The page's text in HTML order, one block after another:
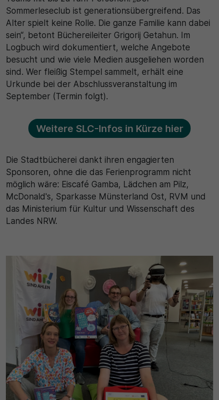
Sommerleseclub ist generationsübergreifend. Das
Alter spielt keine Rolle. Die ganze Familie kann dabei
sein“, betont Büchereileiter Grigorij Getahun. Im
Logbuch wird dokumentiert, welche Angebote
besucht und wie viele Medien ausgeliehen worden
sind. Wer fleißig Stempel sammelt, erhält eine
Urkunde bei der Abschlussveranstaltung im
September (Termin folgt).
Weitere SLC-Infos in Kürze hier
Die Stadtbücherei dankt ihren engagierten
Sponsoren, ohne die das Ferienprogramm nicht
möglich wäre: Eiscafé Gamba, Lädchen am Pilz,
McDonald's, Sparkasse Münsterland Ost, RVM und
das Ministerium für Kultur und Wissenschaft des
Landes NRW.